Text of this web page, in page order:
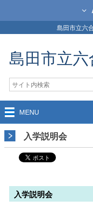
島田市立六
島田市立
MENU
入学説明会
入学説明会